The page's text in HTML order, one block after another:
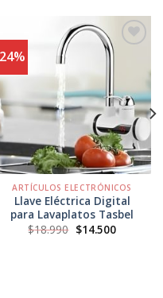
Agregar
a
Favoritos
ARTÍCULOS ELECTRÓNICOS
Llave Eléctrica Digital
para Lavaplatos Tasbel
$18.990 El
precio
$14.500El
precio